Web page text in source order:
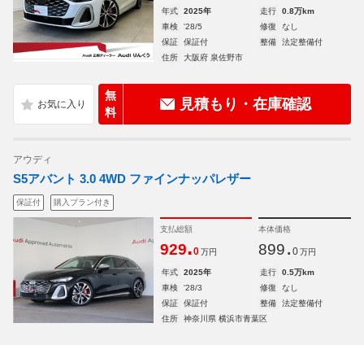
年式 2025年 走行
0.8万km
車検
'28/5 修復
なし
保証
保証付 整備
法定整備付
住所
大阪府 泉佐野市
無
料
見積もり・在庫確認
アウディ
S5アバント 3.0 4WD ファインナッパレザー
保証付 購入プラン付き
支払総額
929.0 万円
本体価格
899. 0 万円
年式 2025年 走行
0.5万km
車検
'28/3 修復
なし
保証
保証付 整備
法定整備付
住所
神奈川県 横浜市青葉区